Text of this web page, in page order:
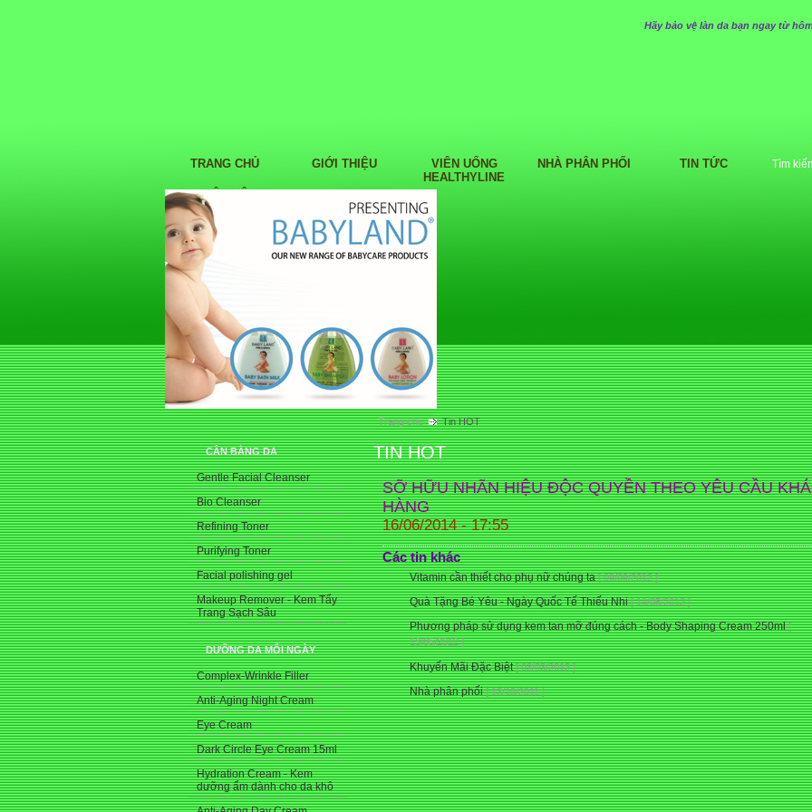
Hãy bảo vệ làn da bạn ngay từ
TRANG CHỦ GIỚI THIỆU
VIÊN UỐNG
HEALTHYLINE
NHÀ PHÂN PHỐI TIN TỨC
LIÊN HỆ
Tìm
CÂN BẰNG DA
Gentle Facial Cleanser
Bio Cleanser
Refining Toner
Purifying Toner
Facial polishing gel
Makeup Remover - Kem Tẩy
Trang Sạch Sâu
DƯỠNG DA MỖI NGÀY
Complex-Wrinkle Filler
Anti-Aging Night Cream
Eye Cream
Dark Circle Eye Cream 15ml
Hydration Cream - Kem
dưỡng ẩm dành cho da khô
Trang chủ Tin HOT
TIN HOT
SỠ HỮU NHÃN HIỆU ĐỘC QUYỀN THEO YÊU CẦU
HÀNG
16/06/2014 - 17:55
Các tin khác
Vitamin cần thiết cho phụ nữ chúng ta [ 09/09/2012 ]
Quà Tặng Bé Yêu - Ngày Quốc Tế Thiếu Nhi [ 19/05/2012 ]
Phương pháp sử dụng kem tan mỡ đúng cách - Body Shaping Cream 250ml [
13/05/2012 ]
Khuyến Mãi Đặc Biệt [ 03/03/2012 ]
Nhà phân phối [ 13/10/2011 ]